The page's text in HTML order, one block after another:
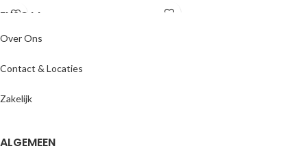
ENJOYY
Over Ons
Contact & Locaties
Zakelijk
ALGEMEEN